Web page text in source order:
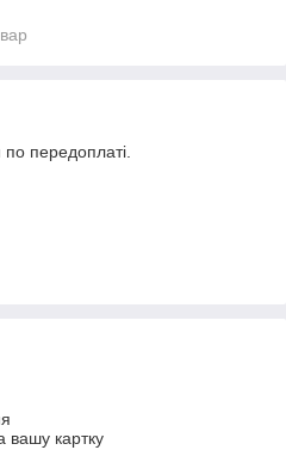
по передоплаті.
вашу картку